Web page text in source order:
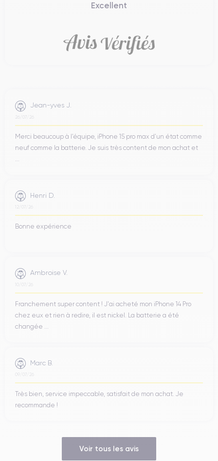
Excellent
Jean-yves J.
26/07/26
Merci beaucoup à l’équipe, iPhone 15 pro max d’un état comme
neuf comme la batterie. Je suis très content de mon achat et
Henri D.
12/07/26
Bonne expérience
Ambroise V.
10/07/26
Franchement super content ! J'ai acheté mon iPhone 14 Pro
chez eux et rien à redire, il est nickel. La batterie a été
changée ...
Marc B.
09/07/26
Très bien, service impeccable, satisfait de mon achat. Je
recommande !
Voir tous les avis